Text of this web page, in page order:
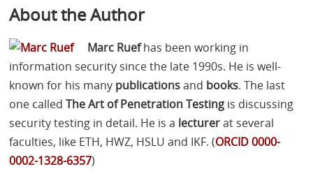
About the Author
Marc Ruefhas been working in
information security since the late 1990s. He is well-
known for his many publicationsand books. The last
one calledThe Art of Penetration Testing is discussing
security testing in detail. He is a lecturerat several
faculties, like ETH, HWZ, HSLU and IKF. (ORCID0000-
0002-1328-6357)